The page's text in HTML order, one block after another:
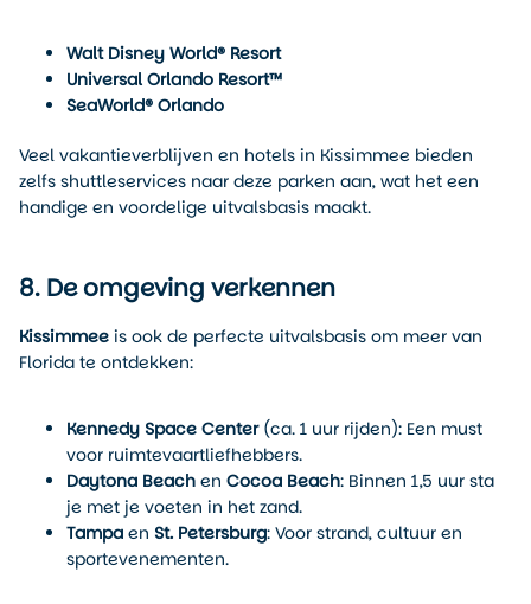
Walt Disney World® Resort
Universal Orlando Resort™
SeaWorld® Orlando
Veel vakantieverblijven en hotels in Kissimmee bieden
zelfs shuttleservices naar deze parken aan, wat het een
handige en voordelige uitvalsbasis maakt.
8. De omgeving verkennen
Kissimmee is ook de perfecte uitvalsbasis om meer van
Florida te ontdekken:
Kennedy Space Center(ca. 1 uur rijden): Een must
voor ruimtevaartliefhebbers.
Daytona Beach en Cocoa Beach: Binnen 1,5 uur sta
je met je voeten in het zand.
Tampa en St. Petersburg: Voor strand, cultuur en
sportevenementen.